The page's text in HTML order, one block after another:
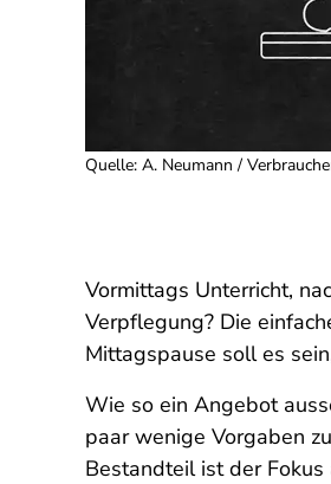
Quelle: A. Neumann /
Vormittags Unterricht,
Verpflegung? Die
Mittagspause soll es
Wie so ein Angebot
paar wenige Vorgaben
Bestandteil ist der